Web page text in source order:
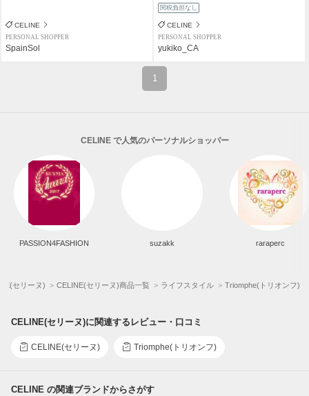
CELINE
PERSONAL SHOPPER
SpainSol
関税負担なし
CELINE
PERSONAL SHOPPER
yukiko_CA
1
CELINE で人気のパーソナルショッパー
PASSION4FASHION suzakk raraperc
セリーヌ) CELINE(セリーヌ)商品一覧 ライフスタイル Triomphe(トリオンフ)
CELINE(セリーヌ)に関連するレビュー・口コミ
CELINE(セリーヌ) Triomphe(トリオンフ)
CELINE の関連ブランドからさがす